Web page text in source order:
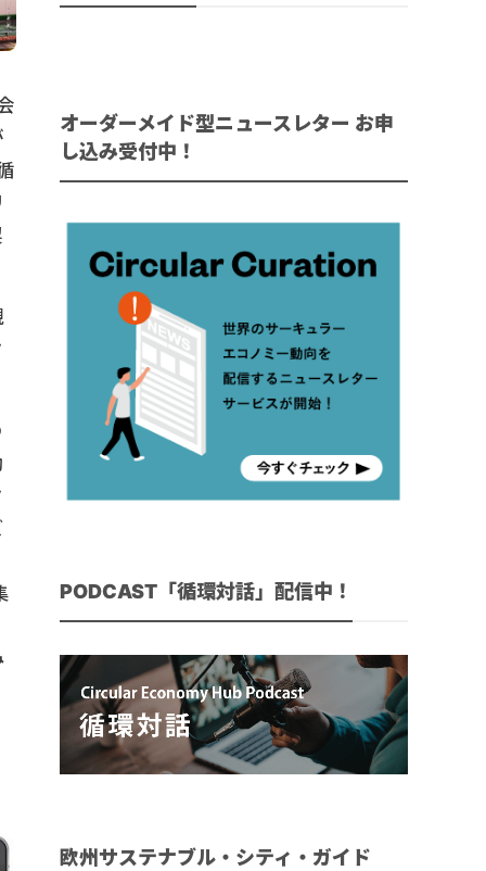
オーダーメイド型ニュースレター お申
し込み受付中！
PODCAST「循環対話」配信中！
欧州サステナブル・シティ・ガイド